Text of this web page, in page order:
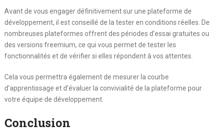
Avant de vous engager définitivement sur une plateforme de
développement, il est conseillé de la tester en conditions réelles. De
nombreuses plateformes offrent des périodes d’essai gratuites ou
des versions freemium, ce qui vous permet de tester les
fonctionnalités et de vérifier si elles répondent à vos attentes.
Cela vous permettra également de mesurer la courbe
d’apprentissage et d’évaluer la convivialité de la plateforme pour
votre équipe de développement.
Conclusion